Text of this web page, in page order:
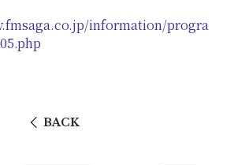
information/progra
BACK